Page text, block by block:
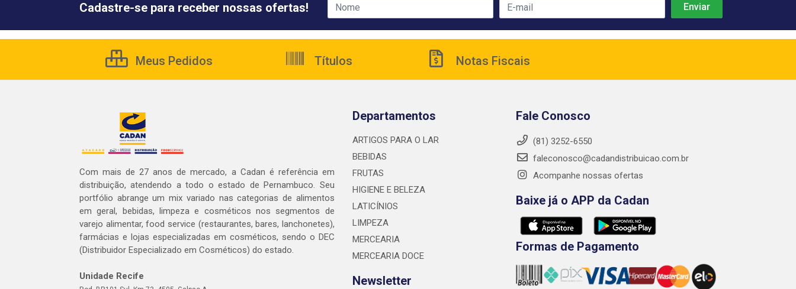
Cadastre-se para receber nossas ofertas!
Meus Pedidos Títulos Notas Fiscais
Com mais de 27 anos de mercado, a Cadan é referência em
distribuição, atendendo a todo o estado de Pernambuco. Seu
portfólio abrange um mix variado nas categorias de alimentos
em geral, bebidas, limpeza e cosméticos nos segmentos de
varejo alimentar, food service (restaurantes, bares, lanchonetes),
farmácias e lojas especializadas em cosméticos, sendo o DEC
(Distribuidor Especializado em Cosméticos) do estado.
Unidade Recife
Departamentos
ARTIGOS PARA O LAR
BEBIDAS
FRUTAS
HIGIENE E BELEZA
LATICÍNIOS
LIMPEZA
MERCEARIA
MERCEARIA DOCE
Newsletter
Fale Conosco
(81) 3252-6550
faleconosco@cadandistribuicao.com.br
Acompanhe nossas ofertas
Baixe já o APP da Cadan
Formas de Pagamento